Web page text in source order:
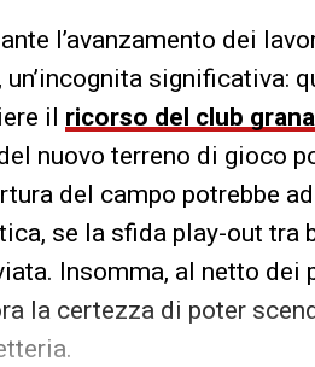
l’avanzamento dei
significativa:
il ricorso del club
nuovo terreno di gioco
del campo potrebbe
se la sfida play-out tra
Insomma, al netto
la certezza di poter